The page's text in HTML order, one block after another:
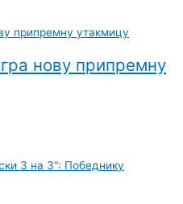
нову припремну